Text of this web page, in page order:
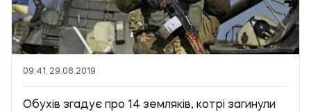
09:41, 29.08.2019
Обухів згадує про 14 земляків, котрі загинули